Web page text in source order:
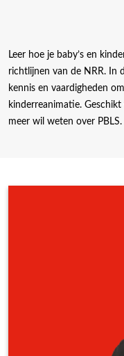
Leer hoe je baby’s en
richtlijnen van de NRR. In
kennis en vaardigheden
kinderreanimatie.
meer wil weten over PBLS.